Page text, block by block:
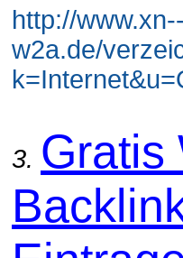
http://
w2a.de/
3. Gratis